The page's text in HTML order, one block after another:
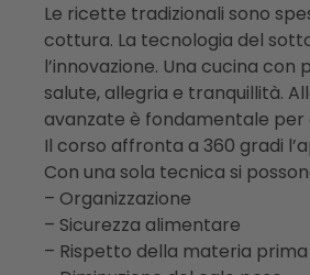
Le ricette tradizionali sono
cottura. La tecnologia del
l’innovazione. Una cucina
salute, allegria e tranquillità.
avanzate è fondamentale per
Il corso affronta a 360 gradi
Con una sola tecnica si
– Organizzazione
– Sicurezza alimentare
– Rispetto della materia prima